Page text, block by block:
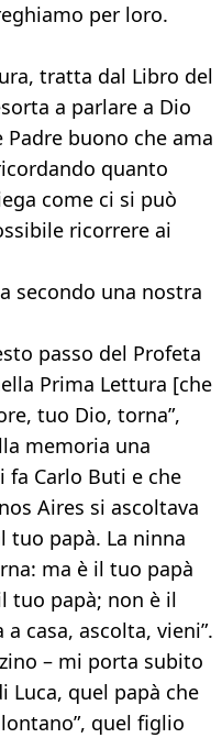
per loro.
tratta dal Libro del
a parlare a Dio
buono che ama
quanto
come ci si può
ricorrere ai
secondo una nostra
passo del Profeta
Prima Lettura [che
tuo Dio, torna”,
memoria una
fa Carlo Buti e che
Aires si ascoltava
tuo papà. La ninna
ma è il tuo papà
tuo papà; non è il
casa, ascolta, vieni”.
– mi porta subito
Luca, quel papà che
quel figlio